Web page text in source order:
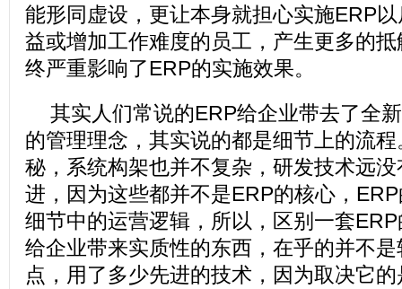
能形同虚设，更让本身就担心实施ERP
益或增加工作难度的员工，产生更多的
终严重影响了ERP的实施效果。
其实人们常说的ERP给企业带去了全
的管理理念，其实说的都是细节上的流程
秘，系统构架也并不复杂，研发技术远
进，因为这些都并不是ERP的核心，
细节中的运营逻辑，所以，区别一套
给企业带来实质性的东西，在乎的并不
点，用了多少先进的技术，因为取决它